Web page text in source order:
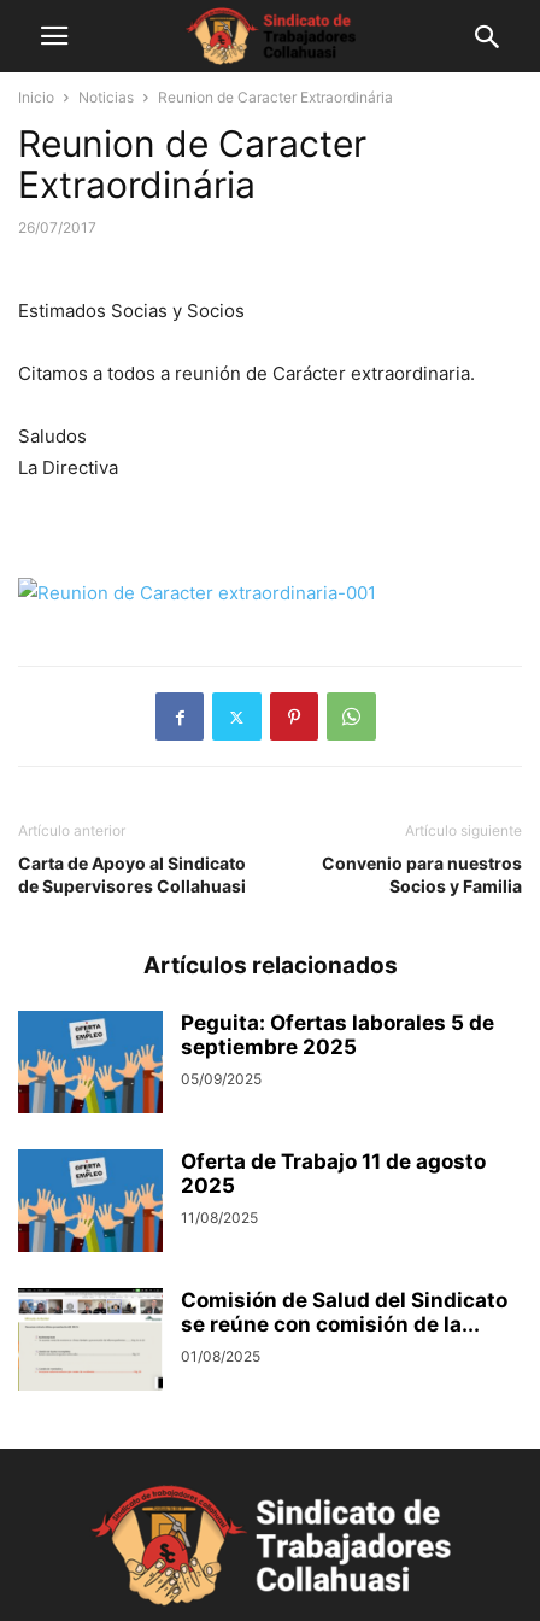
Inicio Noticias Reunion de Caracter Extraordinária
Reunion de Caracter
Extraordinária
26/07/2017
Estimados Socias y Socios
Citamos a todos a reunión de Carácter extraordinaria.
Saludos
La Directiva
Artículo anterior
Carta de Apoyo al Sindicato
de Supervisores Collahuasi
Artículo siguiente
Convenio para nuestros
Socios y Familia
Artículos relacionados
Peguita: Ofertas laborales 5 de
septiembre 2025
05/09/2025
Oferta de Trabajo 11 de agosto
2025
11/08/2025
Comisión de Salud del Sindicato
se reúne con comisión de la...
01/08/2025